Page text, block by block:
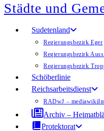
Website
durchsuchen
Städte und
Sudetenland
Regierungsbezirk Eger
Regierungsbezirk
Regierungsbezirk
Schöberlinie
Reichsarbeitsdienst
RADwJ – mediawiki
Archiv –
Protektorat